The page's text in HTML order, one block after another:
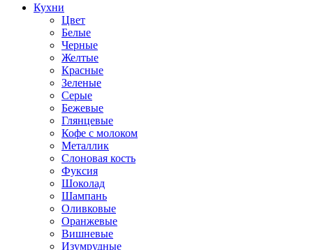
Кухни
Цвет
Белые
Черные
Желтые
Красные
Зеленые
Серые
Бежевые
Глянцевые
Кофе с молоком
Металлик
Слоновая кость
Фуксия
Шоколад
Шампань
Оливковые
Оранжевые
Вишневые
Изумрудные